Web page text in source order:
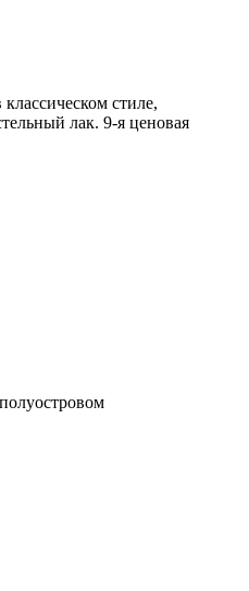
стиле,
лак. 9-я ценовая